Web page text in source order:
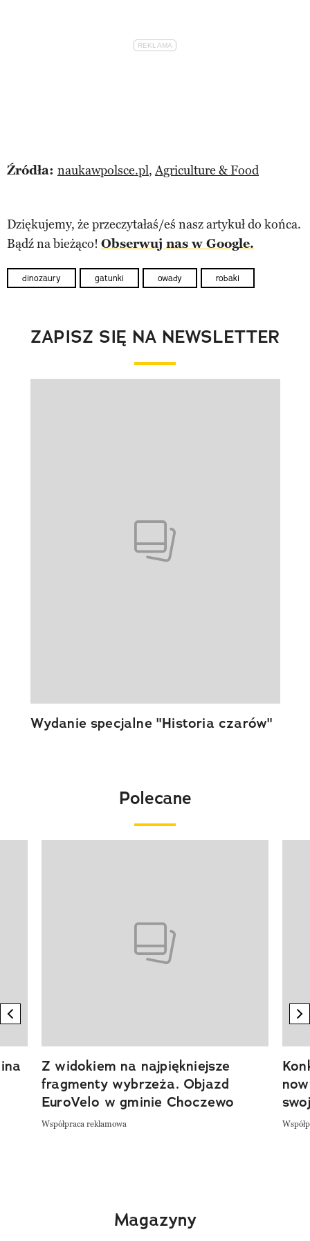
Źródła: naukawpolsce.pl,Agriculture & Food
Dziękujemy, że przeczytałaś/eś nasz artykuł do końca.
Bądź na bieżąco! Obserwuj nas w Google.
dinozaury gatunki owady robaki
ZAPISZ SIĘ NA NEWSLETTER
Wydanie specjalne "Historia czarów"
Polecane
previous element
Z widokiem na najpiękniejsze
fragmenty wybrzeża. Objazd
EuroVelo w gminie Choczewo
Współpraca reklamowa
Magazyny